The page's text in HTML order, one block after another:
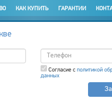
КАК КУПИТЬ ГАРАНТИИ
Согласие с политикой
данных